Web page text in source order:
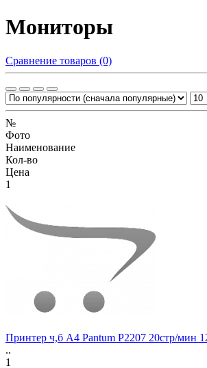
Мониторы
Сравнение товаров (0)
№
Фото
Наименование
Кол-во
Цена
1
Принтер ч,б А4 Pantum P2207 20стр/мин
..
1